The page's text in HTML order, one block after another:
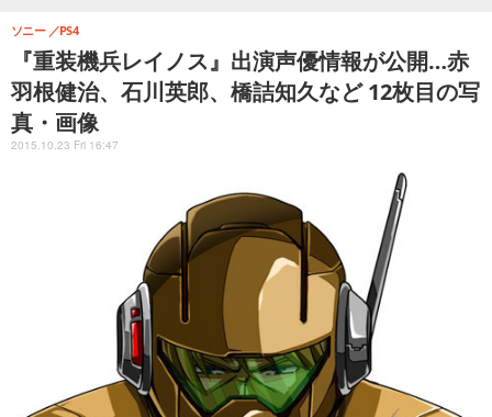
『重装機兵レイノス』出演声優情報が公開…赤
羽根健治、石川英郎、橋詰知久など 12枚目の写
真・画像
ソニー PS4
2015.10.23 Fri 16:47